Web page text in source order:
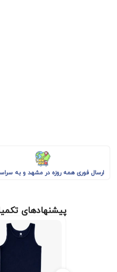
ارسال فوری همه روزه در مشهد و به
پیشنهادهای